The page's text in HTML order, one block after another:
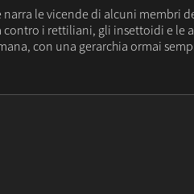
narra le vicende di alcuni membri
i rettiliani, gli insettoidi e le
con una gerarchia ormai